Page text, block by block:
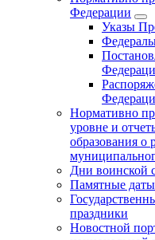
Федерации
Указы
Нормативно
уровне и
образования о
Дни воинской
Памятные
праздники
Новостной